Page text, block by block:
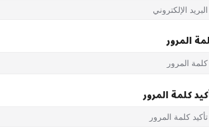
المرور
كلمة المرور